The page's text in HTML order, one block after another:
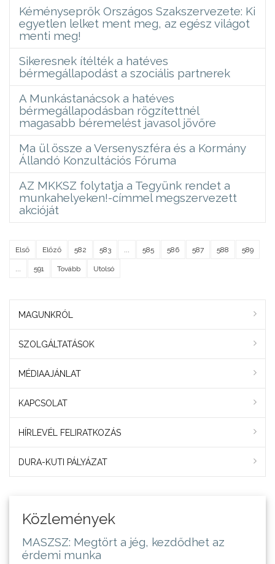
Kéményseprők Országos Szakszervezete: Ki
egyetlen lelket ment meg, az egész világot
menti meg!
Sikeresnek ítélték a hatéves
bérmegállapodást a szociális partnerek
A Munkástanácsok a hatéves
bérmegállapodásban rögzítettnél
magasabb béremelést javasol jövőre
Ma ül össze a Versenyszféra és a Kormány
Állandó Konzultációs Fóruma
AZ MKKSZ folytatja a Tegyünk rendet a
munkahelyeken!-címmel megszervezett
akcióját
Első Előző 582 583 ... 585 586 587 588 589
... 591 Tovább Utolsó
MAGUNKRÓL
SZOLGÁLTATÁSOK
MÉDIAAJÁNLAT
KAPCSOLAT
HÍRLEVÉL FELIRATKOZÁS
DURA-KUTI PÁLYÁZAT
Közlemények
MASZSZ: Megtört a jég, kezdődhet az
érdemi munka